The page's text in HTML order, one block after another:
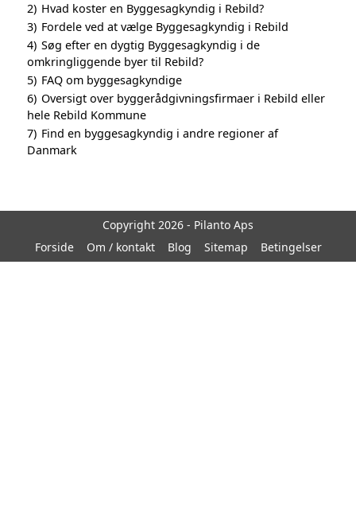
2) Hvad koster en Byggesagkyndig i Rebild?
3) Fordele ved at vælge Byggesagkyndig i Rebild
4) Søg efter en dygtig Byggesagkyndig i de
omkringliggende byer til Rebild?
5) FAQ om byggesagkyndige
6) Oversigt over byggerådgivningsfirmaer i Rebild eller
hele Rebild Kommune
7) Find en byggesagkyndig i andre regioner af
Danmark
Copyright 2026 - Pilanto Aps
Forside
Om / kontakt Blog Sitemap Betingelser